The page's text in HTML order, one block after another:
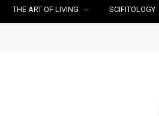
THE ART OF LIVING SCIFITOLOGY